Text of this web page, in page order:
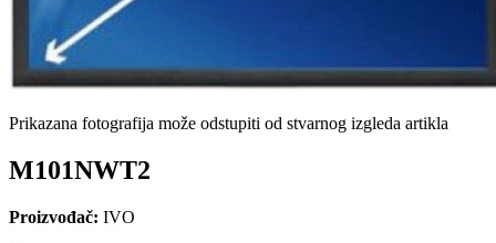
Prikazana fotografija može odstupiti od stvarnog izgleda artikla
M101NWT2
Proizvođač: IVO